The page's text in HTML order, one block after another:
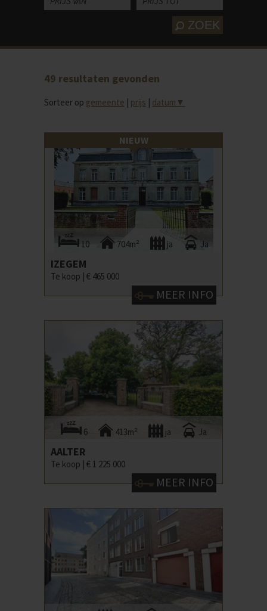
ZOEK
49 resultaten gevonden
Sorteer op gemeente | prijs | datum ▼
NIEUW
10 704m² ja Ja
IZEGEM
Te koop | € 465 000
MEER INFO
6 413m² ja Ja
AALTER
Te koop | € 1 225 000
MEER INFO